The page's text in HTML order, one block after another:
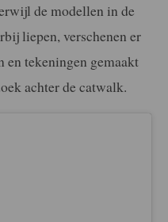
de modellen in de
liepen, verschenen er
en tekeningen gemaakt
achter de catwalk.